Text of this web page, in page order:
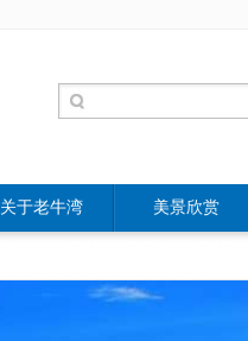
关于老牛湾 美景欣赏